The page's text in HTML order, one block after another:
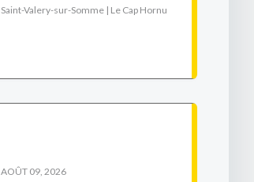
Saint-Valery-sur-Somme | Le Cap Hornu
AOÛT 09, 2026